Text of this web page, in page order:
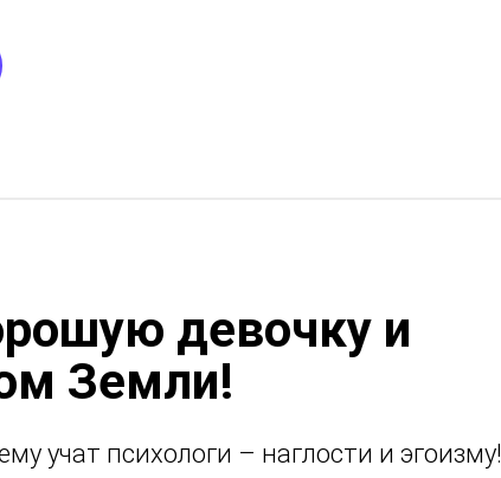
девочку и
Земли!
учат психологи – наглости и эгоизму!